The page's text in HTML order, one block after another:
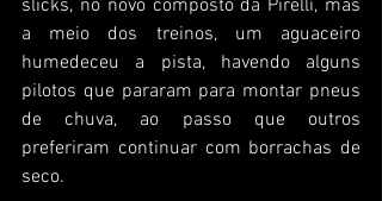
slicks, no novo composto da Pirelli, mas
a meio dos treinos, um aguaceiro
humedeceu a pista, havendo alguns
pilotos que pararam para montar pneus
de chuva, ao passo que outros
preferiram continuar com borrachas de
seco.